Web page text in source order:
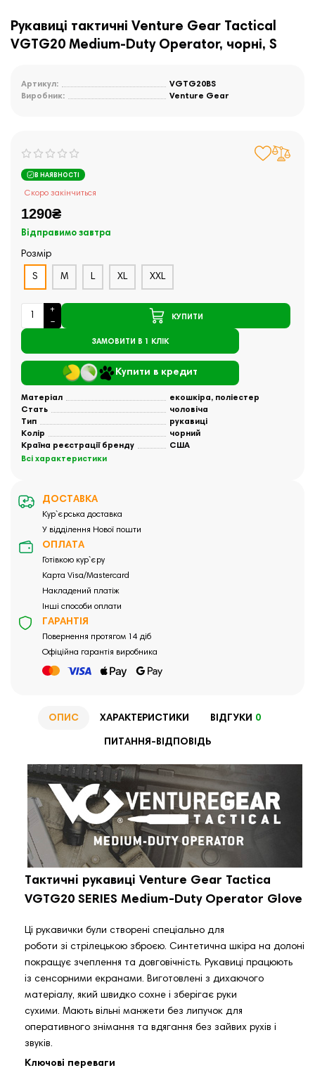
Рукавиці тактичні Venture Gear Tactical
VGTG20 Medium-Duty Operator, чорні, S
Артикул:
VGTG20BS
Виробник:
Venture Gear
В НАЯВНОСТІ
Скоро закінчиться
1290₴
Відправимо завтра
Розмір
S M L XL XXL
КУПИТИ
ЗАМОВИТИ В 1 КЛІК
Купити в кредит
Матеріал
екошкіра, поліестер
Стать
чоловіча
Тип
рукавиці
Колір
чорний
Країна реєстрації бренду
США
Всі характеристики
ДОСТАВКА
Кур`єрська доставка
У відділення Нової пошти
ОПЛАТА
Готівкою кур`єру
Карта Visa/Mastercard
Накладений платіж
Інші способи оплати
ГАРАНТІЯ
Повернення протягом 14 діб
Офіційна гарантія виробника
ОПИС ХАРАКТЕРИСТИКИ ВІДГУКИ 0
ПИТАННЯ-ВІДПОВІДЬ
Тактичні рукавиці Venture Gear Tactica
VGTG20 SERIES Medium-Duty Operator Glove
Ці рукавички були створені спеціально для
роботи зі стрілецькою зброєю. Синтетична шкіра на долоні
покращує зчеплення та довговічність. Рукавиці працюють
із сенсорними екранами. Виготовлені з дихаючого
матеріалу, який швидко сохне і зберігає руки
сухими. Мають вільні манжети без липучок для
оперативного знімання та вдягання без зайвих рухів і
звуків.
Ключові переваги